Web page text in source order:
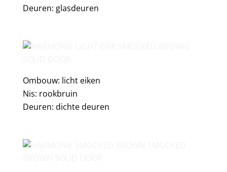
Deuren: glasdeuren
Ombouw: licht eiken
Nis: rookbruin
Deuren: dichte deuren